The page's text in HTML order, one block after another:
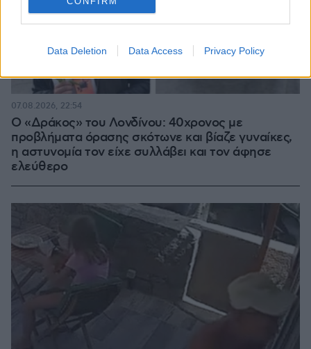
Data Deletion Data Access Privacy Policy
Ο «Δράκος» του Λονδίνου: 40χρονος με
προβλήματα όρασης σκότωνε και βίαζε γυναίκες,
η αστυνομία τον είχε συλλάβει και τον άφησε
ελεύθερο
07.08.2026, 22:54